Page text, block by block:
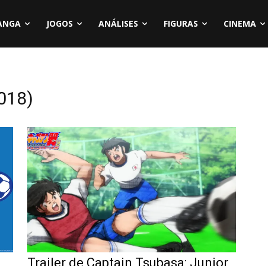
JOGOS ANÁLISES FIGURAS CINEMA
Trailer de Captain Tsubasa: Junior